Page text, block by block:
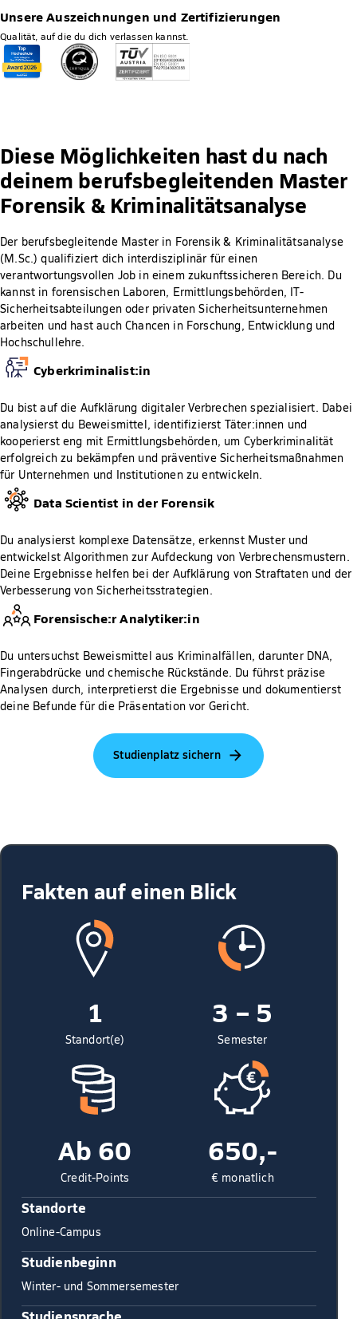
Unsere Auszeichnungen und Zertifizierungen
Qualität, auf die du dich verlassen kannst.
Diese Möglichkeiten hast du nach
deinem berufsbegleitenden Master
Forensik & Kriminalitätsanalyse
Der berufsbegleitende Master in Forensik & Kriminalitätsanalyse
(M.Sc.) qualifiziert dich interdisziplinär für einen
verantwortungsvollen Job in einem zukunftssicheren Bereich. Du
kannst in forensischen Laboren, Ermittlungsbehörden, IT-
Sicherheitsabteilungen oder privaten Sicherheitsunternehmen
arbeiten und hast auch Chancen in Forschung, Entwicklung und
Hochschullehre.
Cyberkriminalist:in
Du bist auf die Aufklärung digitaler Verbrechen spezialisiert. Dabei
analysierst du Beweismittel, identifizierst Täter:innen und
kooperierst eng mit Ermittlungsbehörden, um Cyberkriminalität
erfolgreich zu bekämpfen und präventive Sicherheitsmaßnahmen
für Unternehmen und Institutionen zu entwickeln.
Data Scientist in der Forensik
Du analysierst komplexe Datensätze, erkennst Muster und
entwickelst Algorithmen zur Aufdeckung von Verbrechensmustern.
Deine Ergebnisse helfen bei der Aufklärung von Straftaten und der
Verbesserung von Sicherheitsstrategien.
Forensische:r Analytiker:in
Du untersuchst Beweismittel aus Kriminalfällen, darunter DNA,
Fingerabdrücke und chemische Rückstände. Du führst präzise
Analysen durch, interpretierst die Ergebnisse und dokumentierst
deine Befunde für die Präsentation vor Gericht.
Studienplatz sichern
Fakten auf einen Blick
1
Standort(e)
3 – 5
Semester
Ab 60
Credit-Points
650,-
€ monatlich
Standorte
Online-Campus
Studienbeginn
Winter- und Sommersemester